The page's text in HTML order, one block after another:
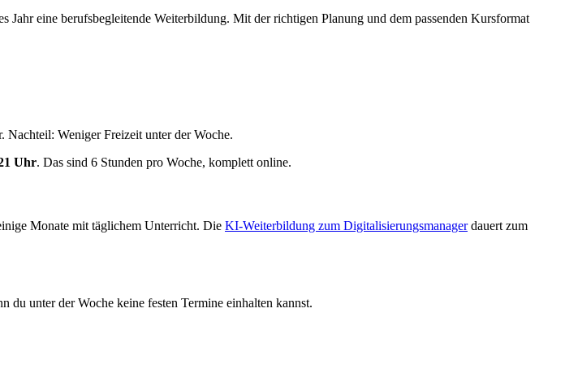
eine berufsbegleitende Weiterbildung. Mit der richtigen Planung und dem passenden Kursformat
Weniger Freizeit unter der Woche.
Uhr. Das sind 6 Stunden pro Woche, komplett online.
Monate mit täglichem Unterricht. Die KI-Weiterbildung zum Digitalisierungsmanagerdauert zum
unter der Woche keine festen Termine einhalten kannst.